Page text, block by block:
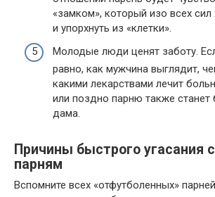
«замком», который изо всех сил
и упорхнуть из «клетки».
Молодые люди ценят заботу.
равно, как мужчина выглядит,
какими лекарствами лечит
или поздно парню также станет
дама.
Причины быстрого угасания
парням
Вспомните всех «отфутболенных»